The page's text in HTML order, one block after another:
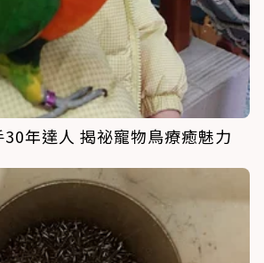
年達人 揭祕寵物鳥療癒魅力